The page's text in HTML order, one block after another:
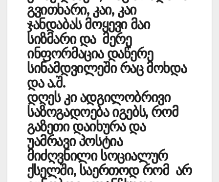
გვი­თხარი, კაი, კაი
ჯანდაბას მოყევი მაი
სიზმარი და მერე
ინფორმაცია დაწერე
სინამდვი­ლეში რაც მოხდა
და ა.შ.
დღეს კი ადგილობრივი
საზოგადოება იგებს, რომ
გაზეთი დაიხურა და
უამრავი პოსტია
მიძღვნილი სოციალურ
ქსელში, საერთოდ რომ არ